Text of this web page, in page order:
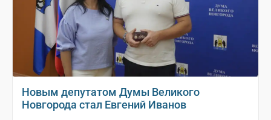
Новым депутатом Думы Великого
Новгорода стал Евгений Иванов